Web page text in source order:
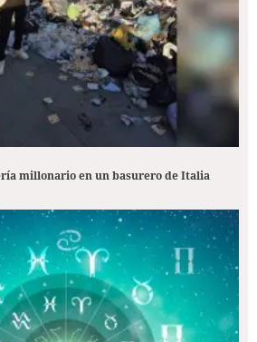
millonario en un basurero de Italia